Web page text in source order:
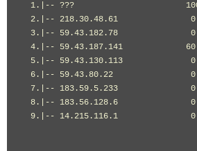
1.|-- ???
2.|-- 218.30.48.61
3.|-- 59.43.182.78
4.|-- 59.43.187.141
5.|-- 59.43.130.113
6.|-- 59.43.80.22
7.|-- 183.59.5.233
8.|-- 183.56.128.6
9.|-- 14.215.116.1